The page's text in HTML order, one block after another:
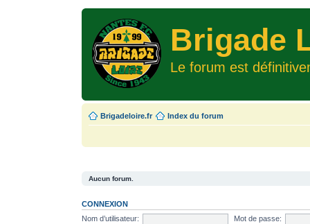
Brigade
Le forum est
Brigadeloire.fr Index du forum
Aucun forum.
CONNEXION
Nom d’utilisateur:
Mot de passe: